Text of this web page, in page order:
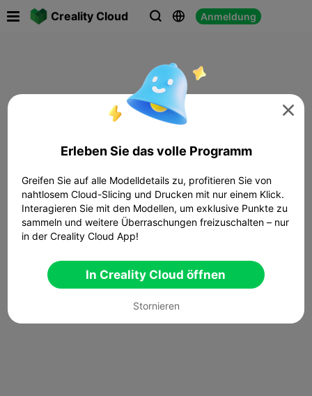
Creality Cloud   Anmeldung

Erleben Sie das volle Programm
Greifen Sie auf alle Modelldetails zu, profitieren Sie von
nahtlosem Cloud-Slicing und Drucken mit nur einem Klick.
Interagieren Sie mit den Modellen, um exklusive Punkte zu
sammeln und weitere Überraschungen freizuschalten – nur
in der Creality Cloud App!
In Creality Cloud öffnen
Stornieren